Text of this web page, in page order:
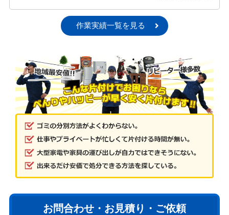
作業実績一覧を見る
お問合わせ・お見積り・ご依頼